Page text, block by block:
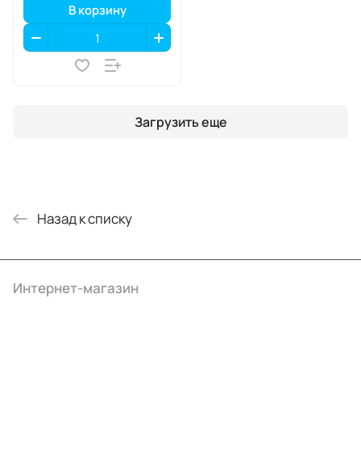
В корзину
Загрузить еще
Назад к списку
Интернет-магазин